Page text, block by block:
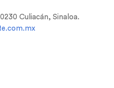
Culiacán, Sinaloa.